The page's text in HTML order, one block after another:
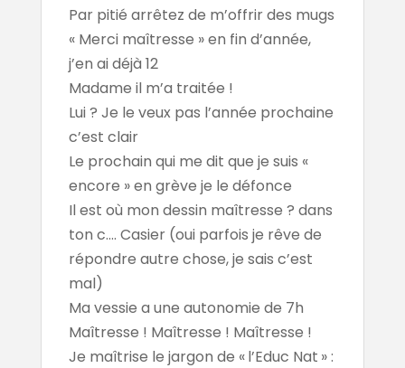
Par pitié arrêtez de m’offrir des mugs
« Merci maîtresse » en fin d’année,
j’en ai déjà 12
Madame il m’a traitée !
Lui ? Je le veux pas l’année prochaine
c’est clair
Le prochain qui me dit que je suis «
encore » en grève je le défonce
Il est où mon dessin maîtresse ? dans
ton c.... Casier (oui parfois je rêve de
répondre autre chose, je sais c’est
mal)
Ma vessie a une autonomie de 7h
Maîtresse ! Maîtresse ! Maîtresse !
Je maîtrise le jargon de « l’Educ Nat » :